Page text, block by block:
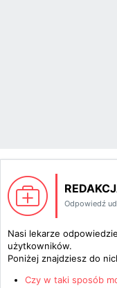
Odpowiedź
Nasi lekarze
użytkowników.
Poniżej znajdziesz do
Czy w taki sposób